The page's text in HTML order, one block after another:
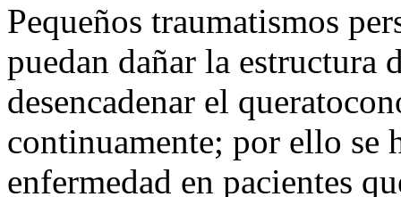
Pequeños traumatismos
puedan dañar la estructura
desencadenar el
continuamente; por ello se
enfermedad en pacientes